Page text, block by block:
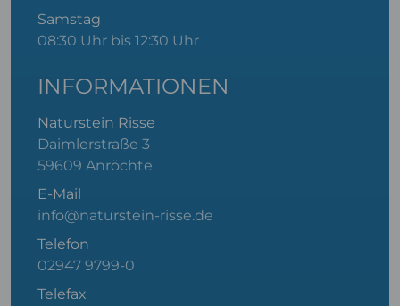
Samstag
08:30 Uhr bis 12:30 Uhr
INFORMATIONEN
Naturstein Risse
Daimlerstraße 3
59609 Anröchte
E-Mail
info@naturstein-risse.de
Telefon
02947 9799-0
Telefax